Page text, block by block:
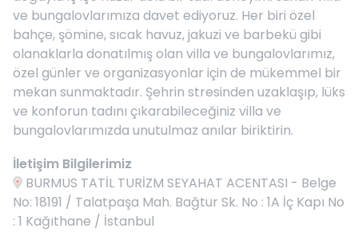
ve bungalovlarımıza davet ediyoruz. Her biri özel
bahçe, şömine, sıcak havuz, jakuzi ve barbekü gibi
olanaklarla donatılmış olan villa ve bungalovlarımız,
özel günler ve organizasyonlar için de mükemmel bir
mekan sunmaktadır. Şehrin stresinden uzaklaşıp, lüks
ve konforun tadını çıkarabileceğiniz villa ve
bungalovlarımızda unutulmaz anılar biriktirin.
İletişim Bilgilerimiz
BURMUS TATİL TURİZM SEYAHAT ACENTASI - Belge
No: 18191 / Talatpaşa Mah. Bağtur Sk. No : 1A İç Kapı No
: 1 Kağıthane / İstanbul